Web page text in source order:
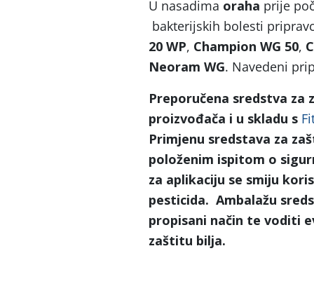
U nasadima oraha prije
bakterijskih bolesti
20 WP, Champion WG 50,
Neoram WG. Navedeni
Preporučena sredstva
proizvođača i u skladu s
Primjenu sredstava za
položenim ispitom o
za aplikaciju se smiju
pesticida. Ambalažu
propisani način te voditi
zaštitu bilja.